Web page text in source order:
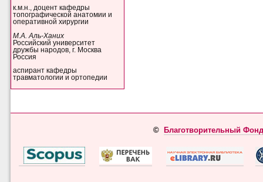
к.м.н., доцент кафедры
топографической анатомии и
оперативной хирургии
М.А. Аль-Ханих
Российский университет
дружбы народов, г. Москва
Россия
аспирант кафедры
травматологии и ортопедии
© Благотворительный